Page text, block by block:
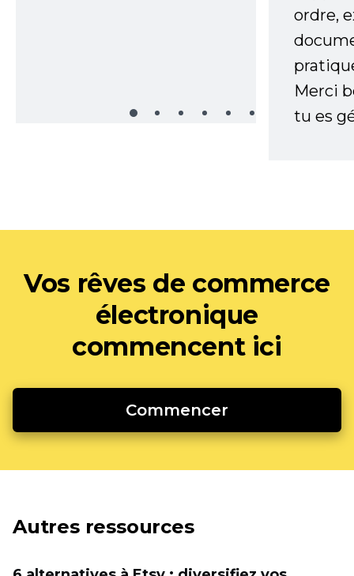
ordre,
Merci
tu es
Vos rêves de commerce
électronique
commencent ici
Commencer
Autres ressources